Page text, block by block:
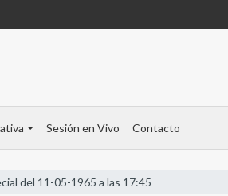
Sesión en Vivo Contacto
del 11-05-1965 a las 17:45